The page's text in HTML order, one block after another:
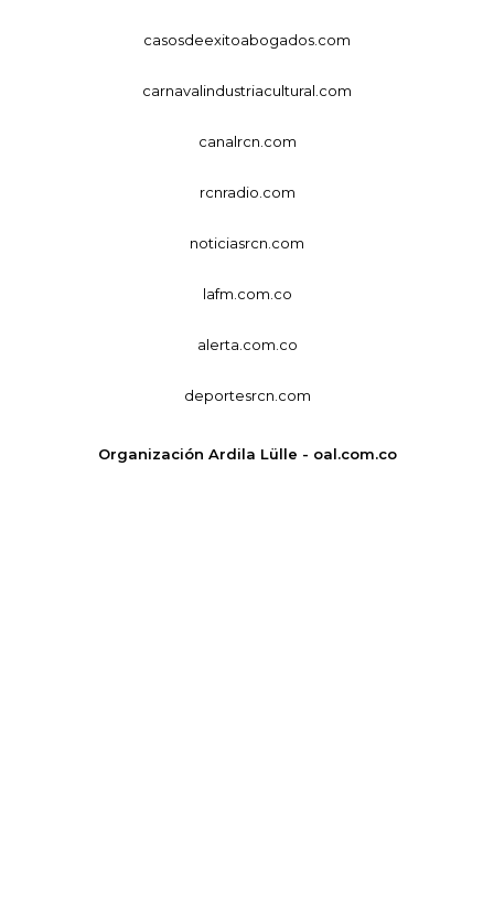
casosdeexitoabogados.com
carnavalindustriacultural.com
canalrcn.com
rcnradio.com
noticiasrcn.com
lafm.com.co
alerta.com.co
deportesrcn.com
Organización Ardila Lülle - oal.com.co